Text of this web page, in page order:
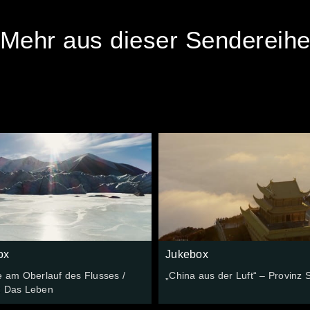
Mehr aus dieser Sendereihe
am Oberlauf des Flusses /
Das Leben
Jukebox
„China aus der Luft“ – Provinz